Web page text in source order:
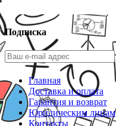
Подписка
Главная
Доставка и оплата
Гарантия и возврат
Юридическим лицам
Контакты